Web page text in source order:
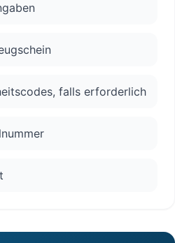
falls erforderlich